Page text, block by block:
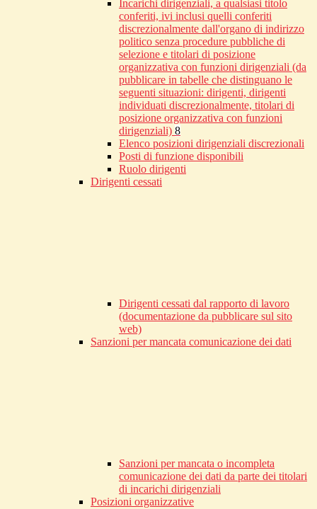
Incarichi dirigenziali, a qualsiasi titolo
conferiti, ivi inclusi quelli conferiti
discrezionalmente dall'organo di indirizzo
politico senza procedure pubbliche di
selezione e titolari di posizione
organizzativa con funzioni dirigenziali (da
pubblicare in tabelle che distinguano le
seguenti situazioni: dirigenti, dirigenti
individuati discrezionalmente, titolari di
posizione organizzativa con funzioni
dirigenziali) 8
Elenco posizioni dirigenziali discrezionali
Posti di funzione disponibili
Ruolo dirigenti
Dirigenti cessati
Dirigenti cessati dal rapporto di lavoro
(documentazione da pubblicare sul sito
web)
Sanzioni per mancata comunicazione dei dati
Sanzioni per mancata o incompleta
comunicazione dei dati da parte dei titolari
di incarichi dirigenziali
Posizioni organizzative